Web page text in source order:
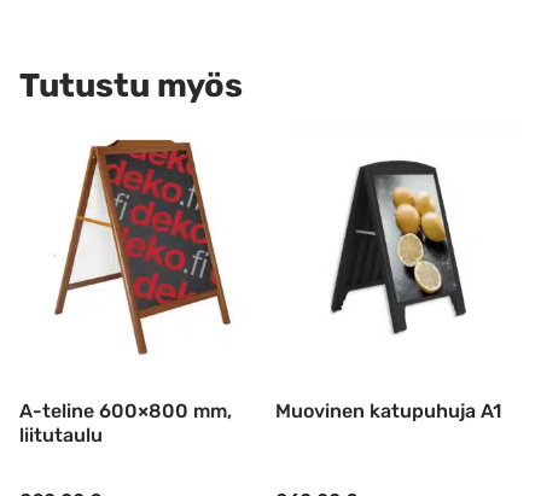
Tutustu myös
A-teline 600×800 mm,
liitutaulu
Muovinen katupuhuja A1